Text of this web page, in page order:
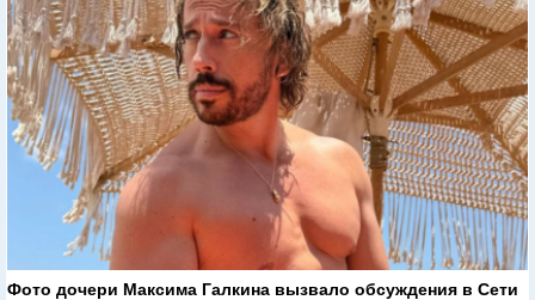
Фото дочери Максима Галкина вызвало обсуждения в Сети